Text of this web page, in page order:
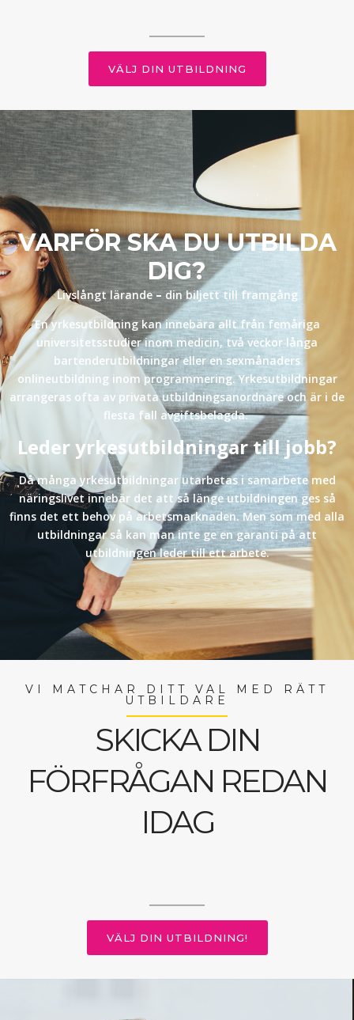
VÄLJ DIN UTBILDNING
VARFÖR SKA DU UTBILDA
DIG?
Livslångt lärande–din biljett till framgång
En yrkesutbildning kan innebära allt från femåriga
universitetsstudier inom medicin, två veckor långa
bartenderutbildningar eller en sexmånaders
onlineutbildning inom programmering. Yrkesutbildningar
arrangeras ofta av privata utbildningsanordnare och är i de
flesta fall avgiftsbelagda.
Leder yrkesutbildningar till jobb?
Då många yrkesutbildningar utarbetas i samarbete med
näringslivet innebär det att så länge utbildningen ges så
finns det ett behov på arbetsmarknaden. Men som med alla
utbildningar så kan man inte ge en garanti på att
utbildningen leder till ett arbete.
VI MATCHAR DITT VAL MED RÄTT
UTBILDARE
SKICKA DIN
FÖRFRÅGAN REDAN
IDAG
VÄLJ DIN UTBILDNING!